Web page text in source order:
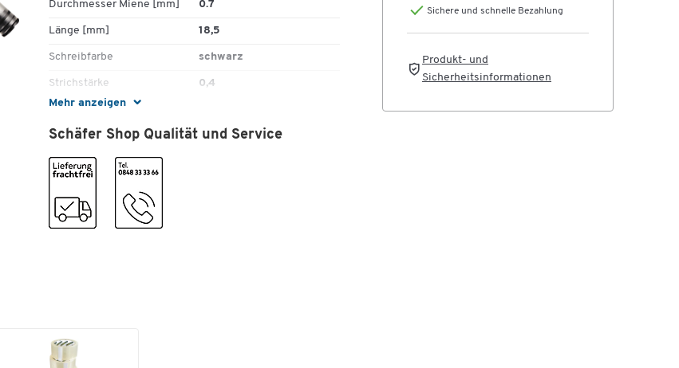
Mehr anzeigen
Durchmesser Miene [mm] 0.7
Länge [mm] 18,5
Schreibfarbe schwarz
Strichstärke 0,4
Stück pro Paket
Farbe
Schäfer Shop Qualität und Service
Sichere und schnelle Bezahlung
Produkt- und
Sicherheitsinformationen